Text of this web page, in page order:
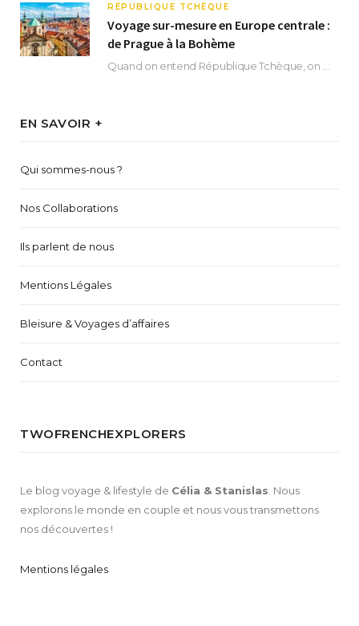
RÉPUBLIQUE TCHÈQUE
Voyage sur-mesure en Europe centrale :
de Prague à la Bohème
EN SAVOIR +
Qui sommes-nous ?
Nos Collaborations
Ils parlent de nous
Mentions Légales
Bleisure & Voyages d’affaires
Contact
TWOFRENCHEXPLORERS
Le blog voyage & lifestyle de Célia & Stanislas . Nous
explorons le monde en couple et nous vous transmettons
nos découvertes !
Mentions légales